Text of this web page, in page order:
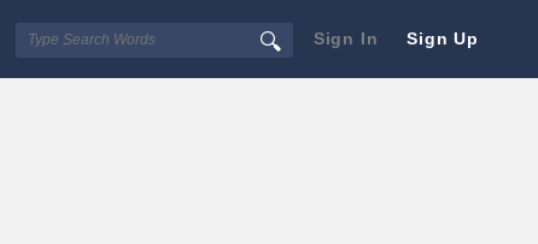
Sign In Sign Up